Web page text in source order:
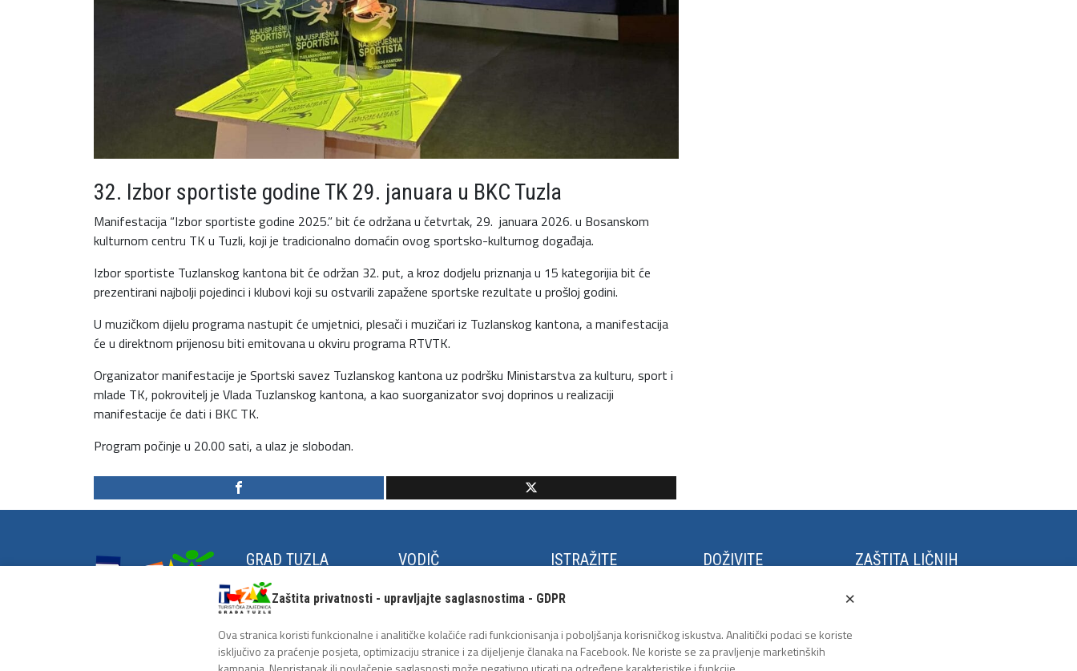
32. Izbor sportiste godine TK 29. januara u BKC Tuzla
Manifestacija “Izbor sportiste godine 2025.” bit će održana u četvrtak, 29. januara 2026. u Bosanskom
kulturnom centru TK u Tuzli, koji je tradicionalno domaćin ovog sportsko-kulturnog događaja.
Izbor sportiste Tuzlanskog kantona bit će održan 32. put, a kroz dodjelu priznanja u 15 kategorijia bit će
prezentirani najbolji pojedinci i klubovi koji su ostvarili zapažene sportske rezultate u prošloj godini.
U muzičkom dijelu programa nastupit će umjetnici, plesači i muzičari iz Tuzlanskog kantona, a manifestacija
će u direktnom prijenosu biti emitovana u okviru programa RTVTK.
Organizator manifestacije je Sportski savez Tuzlanskog kantona uz podršku Ministarstva za kulturu, sport i
mlade TK, pokrovitelj je Vlada Tuzlanskog kantona, a kao suorganizator svoj doprinos u realizaciji
manifestacije će dati i BKC TK.
Program počinje u 20.00 sati, a ulaz je slobodan.
GRAD TUZLA
Grad na zrnu soli
Historija Tuzle
VODIČ
Turistički info centar
Tuzla
Javni prevoz
ISTRAŽITE
Trg Slobode
Geološka postavka
DOŽIVITE
Tuzlanski polumaraton
Tuzlanska biciklijada
ZAŠTITA LIČNIH
Zaštita privatnosti - upravljajte saglasnostima - GDPR ×
Ova stranica koristi funkcionalne i analitičke kolačiće radi funkcionisanja i poboljšanja korisničkog iskustva. Analitički podaci se koriste
isključivo za praćenje posjeta, optimizaciju stranice i za dijeljenje članaka na Facebook. Ne koriste se za pravljenje marketinških